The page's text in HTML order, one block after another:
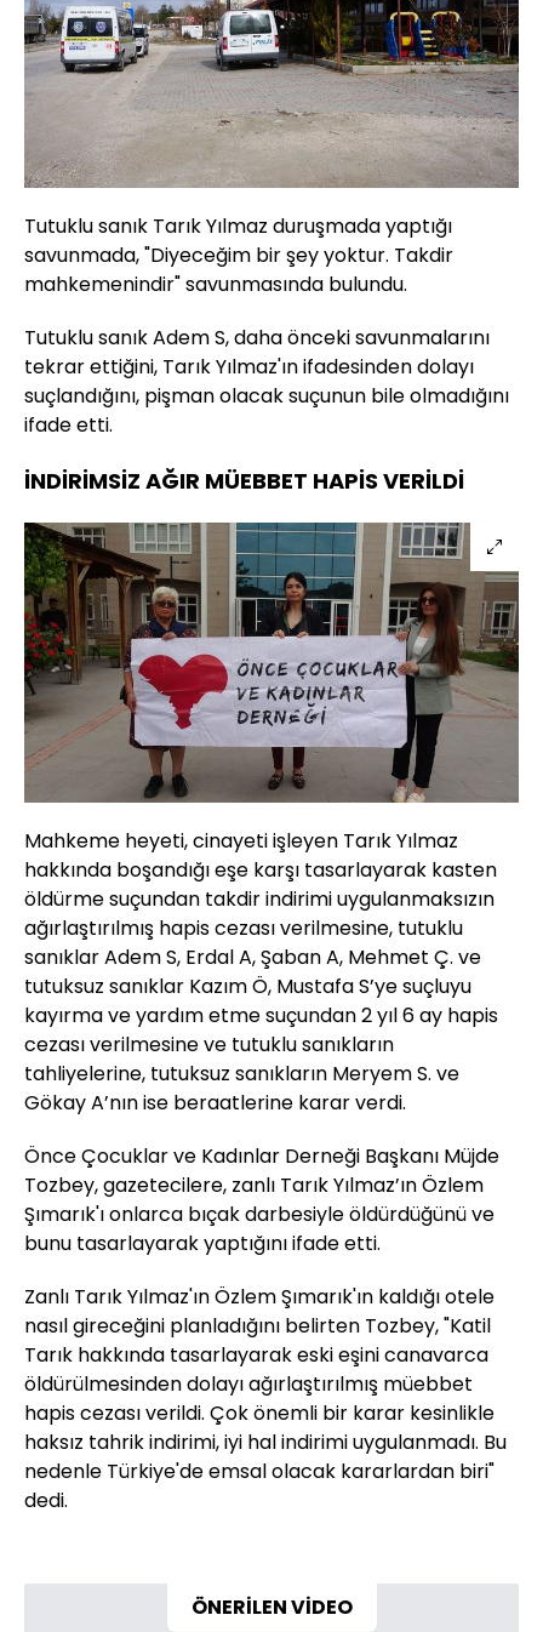
Tutuklu sanık Tarık Yılmaz duruşmada yaptığı
savunmada, "Diyeceğim bir şey yoktur. Takdir
mahkemenindir" savunmasında bulundu.
Tutuklu sanık Adem S, daha önceki savunmalarını
tekrar ettiğini, Tarık Yılmaz'ın ifadesinden dolayı
suçlandığını, pişman olacak suçunun bile olmadığını
ifade etti.
İNDİRİMSİZ AĞIR MÜEBBET HAPİS VERİLDİ
Mahkeme heyeti, cinayeti işleyen Tarık Yılmaz
hakkında boşandığı eşe karşı tasarlayarak kasten
öldürme suçundan takdir indirimi uygulanmaksızın
ağırlaştırılmış hapis cezası verilmesine, tutuklu
sanıklar Adem S, Erdal A, Şaban A, Mehmet Ç. ve
tutuksuz sanıklar Kazım Ö, Mustafa S’ye suçluyu
kayırma ve yardım etme suçundan 2 yıl 6 ay hapis
cezası verilmesine ve tutuklu sanıkların
tahliyelerine, tutuksuz sanıkların Meryem S. ve
Gökay A’nın ise beraatlerine karar verdi.
Önce Çocuklar ve Kadınlar Derneği Başkanı Müjde
Tozbey, gazetecilere, zanlı Tarık Yılmaz’ın Özlem
Şımarık'ı onlarca bıçak darbesiyle öldürdüğünü ve
bunu tasarlayarak yaptığını ifade etti.
Zanlı Tarık Yılmaz'ın Özlem Şımarık'ın kaldığı otele
nasıl gireceğini planladığını belirten Tozbey, "Katil
Tarık hakkında tasarlayarak eski eşini canavarca
öldürülmesinden dolayı ağırlaştırılmış müebbet
hapis cezası verildi. Çok önemli bir karar kesinlikle
haksız tahrik indirimi, iyi hal indirimi uygulanmadı. Bu
nedenle Türkiye'de emsal olacak kararlardan biri"
dedi.
ÖNERİLEN VİDEO